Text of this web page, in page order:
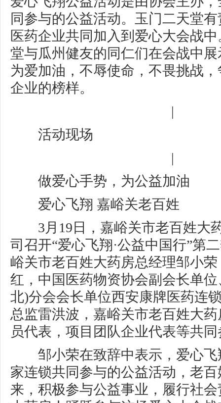
同参与的公益活动。玉门二天堂
医药企业共同加入到爱心大会战
堂与瓜州健友的同仁们在会战中
为爱加油，不辱使命，不畏挑战
企业的榜样。
|
活动现场
|
做爱心手势，为公益加油
爱心飞翔 嘉峪关老百姓
3月19日，嘉峪关市老百姓大
司召开“爱心飞翔·公益中国行”第
峪关市老百姓大药房总经理邹小
红，中国医药物资协会副会长单
北)分会会长单位西安康牌医药连
总监雷洪波，嘉峪关市老百姓大
员代表，项目团队企业代表等共
邹小荣在致辞中表示，爱心飞
家连锁共同参与的公益活动，老
来，积极参与公益事业，履行社